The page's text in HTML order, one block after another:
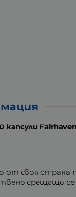
капсули
от своя
срещащо